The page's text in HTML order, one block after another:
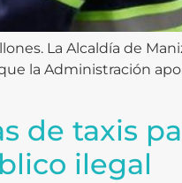
La Alcaldía de
la Administración
de taxis
ilegal